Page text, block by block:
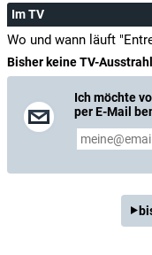
Im TV
Wo und wann läuft
Bisher keine TV-
Ich möchte
per E-Mail